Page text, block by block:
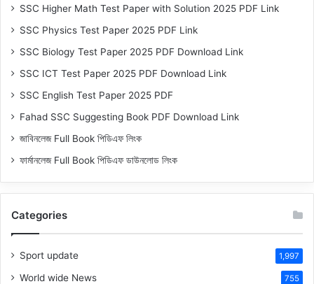
SSC Higher Math Test Paper with Solution 2025 PDF Link
SSC Physics Test Paper 2025 PDF Link
SSC Biology Test Paper 2025 PDF Download Link
SSC ICT Test Paper 2025 PDF Download Link
SSC English Test Paper 2025 PDF
Fahad SSC Suggesting Book PDF Download Link
জাবিনলেজ Full Book পিডিএফ লিংক
ফার্মানলেজ Full Book পিডিএফ ডাউনলোড লিংক
Categories
Sport update 1,997
World wide News 755